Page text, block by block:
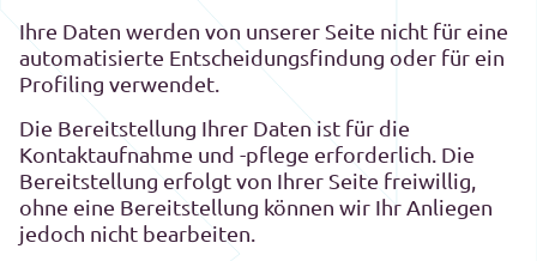
Ihre Daten werden von unserer Seite nicht für eine
automatisierte Entscheidungsfindung oder für ein
Profiling verwendet.
Die Bereitstellung Ihrer Daten ist für die
Kontaktaufnahme und -pflege erforderlich. Die
Bereitstellung erfolgt von Ihrer Seite freiwillig,
ohne eine Bereitstellung können wir Ihr Anliegen
jedoch nicht bearbeiten.